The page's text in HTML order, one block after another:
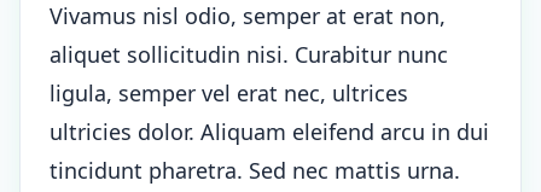
Vivamus nisl odio, semper at erat non,
aliquet sollicitudin nisi. Curabitur nunc
ligula, semper vel erat nec, ultrices
ultricies dolor. Aliquam eleifend arcu in dui
tincidunt pharetra. Sed nec mattis urna.